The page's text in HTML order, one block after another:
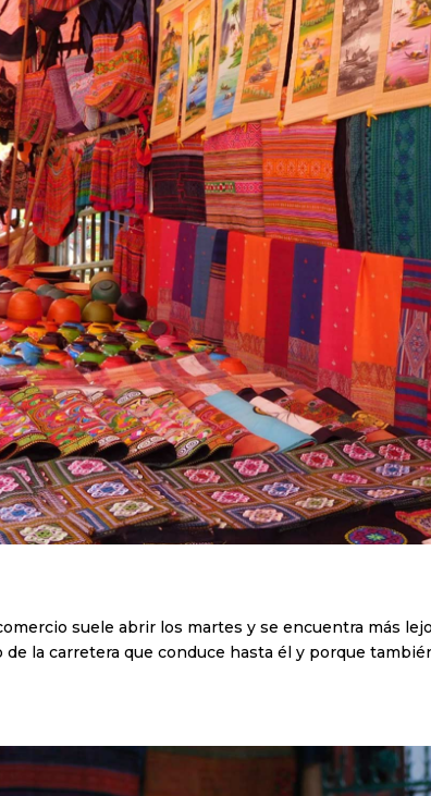
suele abrir los martes y se encuentra más
la carretera que conduce hasta él y porque